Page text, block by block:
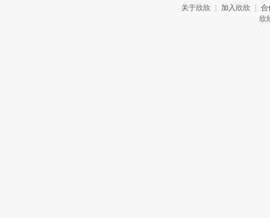
关于欣欣 加入欣欣
合
欣